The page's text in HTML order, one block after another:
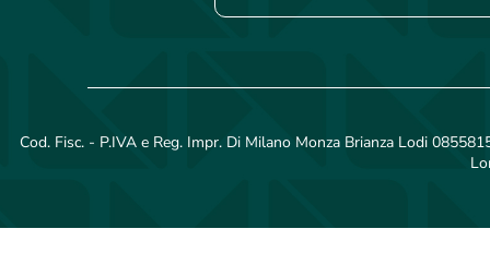
Cod. Fisc. - P.IVA e Reg. Impr. Di Milano Monza Brianza Lodi